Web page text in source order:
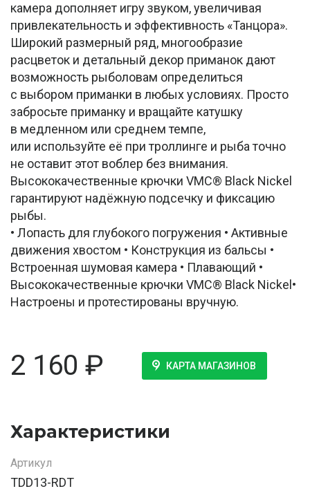
камера дополняет игру звуком, увеличивая
привлекательность и эффективность «Танцора».
Широкий размерный ряд, многообразие
расцветок и детальный декор приманок дают
возможность рыболовам определиться
с выбором приманки в любых условиях. Просто
забросьте приманку и вращайте катушку
в медленном или среднем темпе,
или используйте её при троллинге и рыба точно
не оставит этот воблер без внимания.
Высококачественные крючки VMC® Black Nickel
гарантируют надёжную подсечку и фиксацию
рыбы.
• Лопасть для глубокого погружения • Активные
движения хвостом • Конструкция из бальсы •
Встроенная шумовая камера • Плавающий •
Высококачественные крючки VMC® Black Nickel•
Настроены и протестированы вручную.
2 160 ₽ КАРТА МАГАЗИНОВ
Характеристики
Артикул
TDD13-RDT